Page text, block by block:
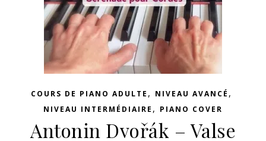
COURS DE PIANO ADULTE , NIVEAU AVANCÉ ,
NIVEAU INTERMÉDIAIRE , PIANO COVER
Antonin Dvořák – Valse